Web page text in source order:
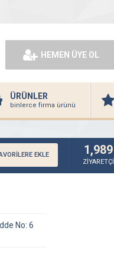
HEMEN ÜYE OL
ÜRÜNLER
binlerce firma ürünü
EKLE 1,989
ZİYARETÇİ
No: 6